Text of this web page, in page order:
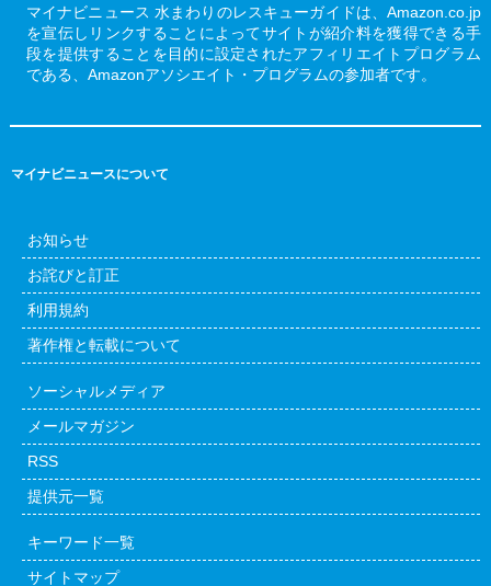
マイナビニュース 水まわりのレスキューガイドは、Amazon.co.jp
を宣伝しリンクすることによってサイトが紹介料を獲得できる手
段を提供することを目的に設定されたアフィリエイトプログラム
である、Amazonアソシエイト・プログラムの参加者です。
マイナビニュースについて
お知らせ
お詫びと訂正
利用規約
著作権と転載について
ソーシャルメディア
メールマガジン
RSS
提供元一覧
キーワード一覧
サイトマップ